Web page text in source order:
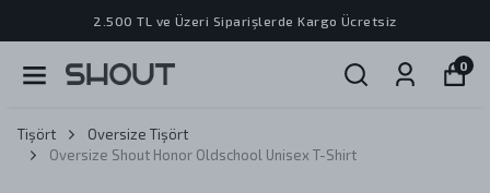
2.500 TL ve Üzeri Siparişlerde Kargo Ücretsiz
0
Tişört
Oversize Tişört
Oversize Shout Honor Oldschool Unisex T-Shirt